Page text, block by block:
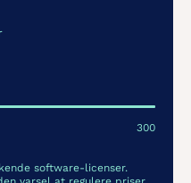
300
software-licenser.